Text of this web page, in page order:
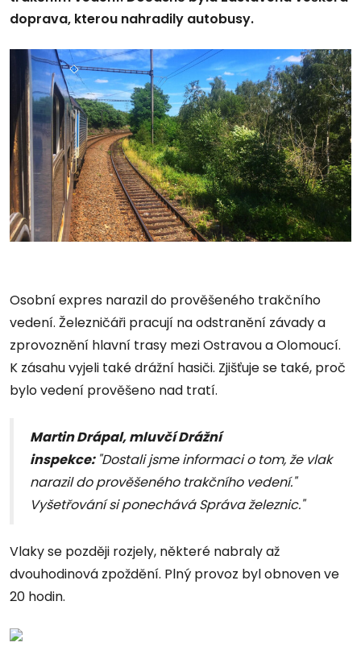
doprava, kterou nahradily autobusy.
Osobní expres narazil do prověšeného trakčního
vedení. Železničáři pracují na odstranění závady a
zprovoznění hlavní trasy mezi Ostravou a Olomoucí.
K zásahu vyjeli také drážní hasiči. Zjišťuje se také, proč
bylo vedení prověšeno nad tratí.
Martin Drápal, mluvčí Drážní
inspekce: "Dostali jsme informaci o tom, že vlak
narazil do prověšeného trakčního vedení."
Vyšetřování si ponechává Správa železnic."
Vlaky se později rozjely, některé nabraly až
dvouhodinová zpoždění. Plný provoz byl obnoven ve
20 hodin.